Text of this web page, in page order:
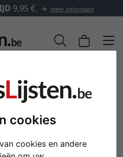
cookies
cookies en andere
9,95 € meer informatie